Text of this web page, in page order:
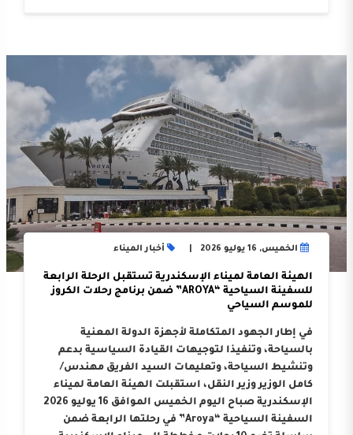
الخميس, 16 يوليو 2026 أخبار الميناء
الهيئة العامة لميناء الإسكندرية تستقبل الرحلة الرابعة
للسفينة السياحية “AROYA” ضمن برنامج رحلات الكروز
للموسم السياحي
في إطار الجهود المتكاملة لأجهزة الدولة المعنية
بالسياحة، وتنفيذا لتوجيهات القيادة السياسية بدعم
وتنشيط السياحة، وتعليمات السيد الفريق مهندس/
كامل الوزير وزير النقل، استقبلت الهيئة العامة لميناء
الإسكندرية صباح اليوم الخميس الموافق 16 يوليو 2026
السفينة السياحية “Aroya” في رحلتها الرابعة ضمن